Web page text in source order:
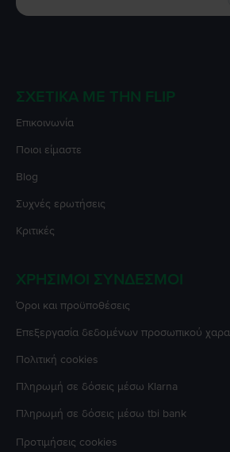
ΣΧΕΤΙΚΆ ΜΕ ΤΗΝ FLIP
Επικοινωνία
Ποιοι είμαστε
Blog
Συχνές ερωτήσεις
Κριτικές
ΧΡΉΣΙΜΟΙ ΣΎΝΔΕΣΜΟΙ
Όροι και προϋποθέσεις
Επεξεργασία δεδομένων προσωπικού
Πολιτική cookies
Πληρωμή σε δόσεις μέσω Klarna
Πληρωμή σε δόσεις μέσω tbi bank
Προτιμήσεις cookies